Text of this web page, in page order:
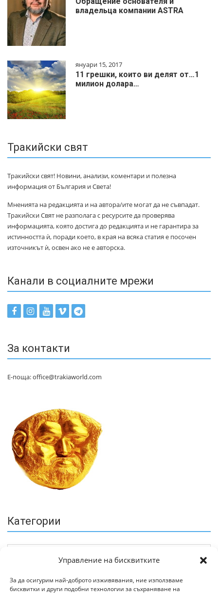
Управление на бисквитките
За да осигурим най-доброто изживявания, ние използваме
бисквитки и други подобни технологии за съхраняване на
владельца компании ASTRA
януари 15, 2017
11 грешки, които ви делят от…1
милиoн дoлapa…
Тракийски свят
Тракийски свят! Новини, анализи, коментари и полезна
информация от България и Света!
Мненията на редакцията и на автора/ите могат да не съвпадат.
Тракийски Свят не разполага с ресурсите да проверява
информацията, която достига до редакцията и не гарантира за
истинността ѝ, поради което, в края на всяка статия е посочен
източникът ѝ, освен ако не е авторска.
Канали в социалните мрежи
За контакти
Е-поща: office@trakiaworld.com
Категории
Архив